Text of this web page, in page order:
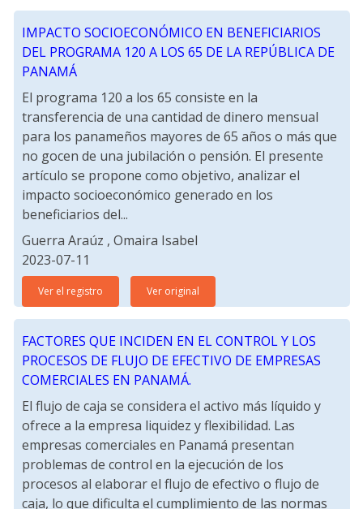
IMPACTO SOCIOECONÓMICO EN BENEFICIARIOS
DEL PROGRAMA 120 A LOS 65 DE LA REPÚBLICA DE
PANAMÁ
El programa 120 a los 65 consiste en la
transferencia de una cantidad de dinero mensual
para los panameños mayores de 65 años o más que
no gocen de una jubilación o pensión. El presente
artículo se propone como objetivo, analizar el
impacto socioeconómico generado en los
beneficiarios del...
Guerra Araúz , Omaira Isabel
2023-07-11
Ver el registro Ver original
FACTORES QUE INCIDEN EN EL CONTROL Y LOS
PROCESOS DE FLUJO DE EFECTIVO DE EMPRESAS
COMERCIALES EN PANAMÁ.
El flujo de caja se considera el activo más líquido y
ofrece a la empresa liquidez y flexibilidad. Las
empresas comerciales en Panamá presentan
problemas de control en la ejecución de los
procesos al elaborar el flujo de efectivo o flujo de
caja, lo que dificulta el cumplimiento de las normas